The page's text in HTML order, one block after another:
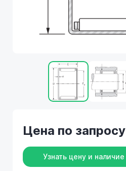
Цена по запросу
Узнать цену и наличие